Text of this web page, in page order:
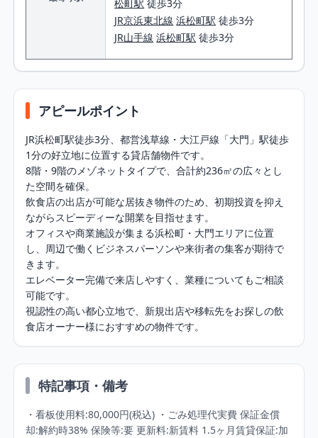
松町駅 徒歩3分
JR京浜東北線 浜松町駅 徒歩3分
JR山手線 浜松町駅 徒歩3分
アピールポイント
JR浜松町駅徒歩3分、都営浅草線・大江戸線「大門」駅徒歩
1分の好立地に位置する貸店舗物件です。
8階・9階のメゾネットタイプで、合計約236㎡の広々とし
た空間を確保。
飲食店の出店が可能な居抜き物件のため、初期投資を抑え
ながらスピーディーな開業を目指せます。
オフィスや商業施設が集まる浜松町・大門エリアに位置
し、周辺で働くビジネスパーソンや来街者の集客が期待で
きます。
エレベーター完備で来店しやすく、業種についてもご相談
可能です。
視認性の高い都心立地で、新規出店や移転先をお探しの飲
食店オーナー様におすすめの物件です。
特記事項・備考
・看板使用料:80,000円(税込) ・ごみ処理代実費 保証金償
却:解約時38% 保険等:要 更新料:新賃料 1.5ヶ月賃貸保証:加